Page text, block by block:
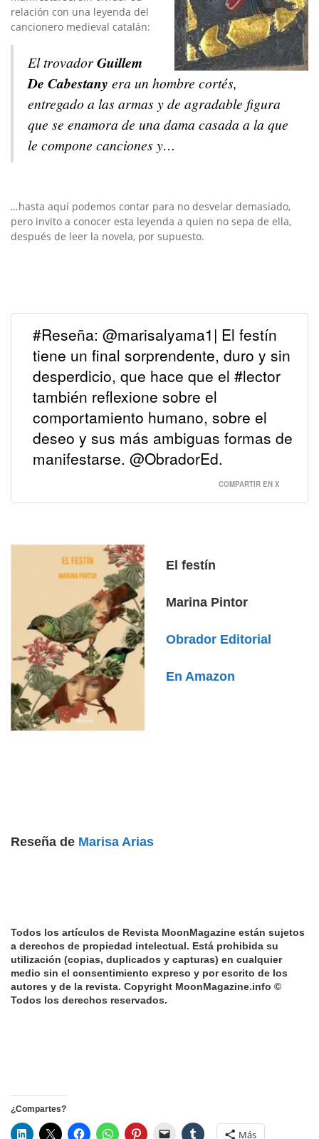
relación con una leyenda del
cancionero medieval catalán:
El trovadorGuillem
De Cabestany era un hombre cortés,
entregado a las armas y de agradable figura
que se enamora de una dama casada a la que
le compone canciones y…
…hasta aquí podemos contar para no desvelar demasiado,
pero invito a conocer esta leyenda a quien no sepa de ella,
después de leer la novela, por supuesto.
#Reseña: @marisalyama1| El festín
tiene un final sorprendente, duro y sin
desperdicio, que hace que el #lector
también reflexione sobre el
comportamiento humano, sobre el
deseo y sus más ambiguas formas de
manifestarse. @ObradorEd.
COMPARTIR EN X
El festín
Marina Pintor
Obrador Editorial
En Amazon
Reseña de Marisa Arias
Todos los artículos de Revista MoonMagazine están sujetos
a derechos de propiedad intelectual. Está prohibida su
utilización (copias, duplicados y capturas) en cualquier
medio sin el consentimiento expreso y por escrito de los
autores y de la revista. Copyright MoonMagazine.info ©
Todos los derechos reservados.
¿Compartes?
Más